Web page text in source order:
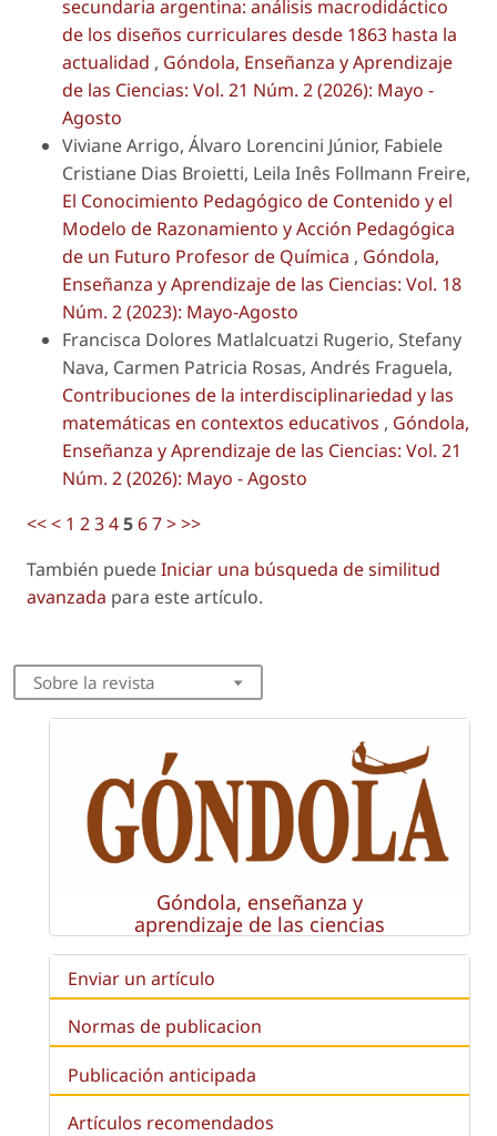
secundaria argentina: análisis macrodidáctico
de los diseños curriculares desde 1863 hasta la
actualidad , Góndola, Enseñanza y Aprendizaje
de las Ciencias: Vol. 21 Núm. 2 (2026): Mayo -
Agosto
Viviane Arrigo, Álvaro Lorencini Júnior, Fabiele
Cristiane Dias Broietti, Leila Inês Follmann Freire,
El Conocimiento Pedagógico de Contenido y el
Modelo de Razonamiento y Acción Pedagógica
de un Futuro Profesor de Química , Góndola,
Enseñanza y Aprendizaje de las Ciencias: Vol. 18
Núm. 2 (2023): Mayo-Agosto
Francisca Dolores Matlalcuatzi Rugerio, Stefany
Nava, Carmen Patricia Rosas, Andrés Fraguela,
Contribuciones de la interdisciplinariedad y las
matemáticas en contextos educativos , Góndola,
Enseñanza y Aprendizaje de las Ciencias: Vol. 21
Núm. 2 (2026): Mayo - Agosto
<<< 1 234567>>>
También puedeIniciar una búsqueda de similitud
avanzada para este artículo.
Sobre la revista
Góndola, enseñanza y
aprendizaje de las ciencias
Enviar un artículo
Normas de publicacion
Publicación anticipada
Artículos recomendados